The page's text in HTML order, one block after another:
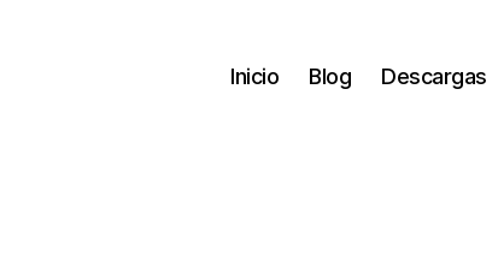
Inicio Blog Descargas